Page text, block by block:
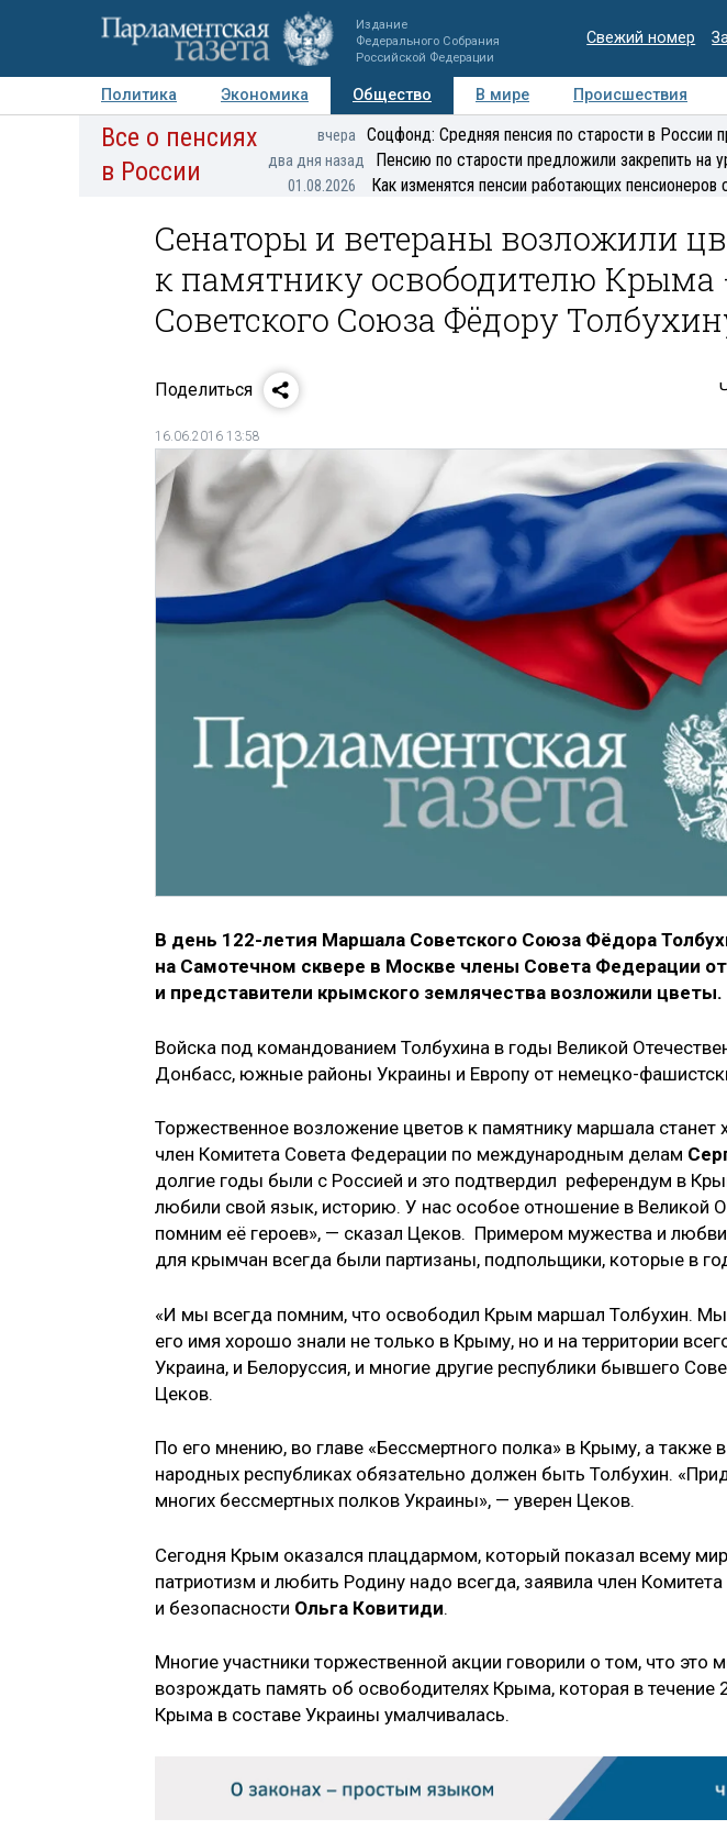
Издание
Федерального Собрания
Российской Федерации
Свежий номер
Политика Экономика Общество В мире Происшествия
Авторы Персоны Мнения Регионы Медиацентр
Все о пенсиях
в России
вчера Соцфонд: Средняя пенсия по старости в России
два дня назад Пенсию по старости предложили закрепить на
01.08.2026 Как изменятся пенсии работающих пенсионеров
Сенаторы и ветераны возложили
к памятнику освободителю
Советского Союза Фёдору
Поделиться
16.06.2016 13:58
В день 122-летия Маршала Советского Союза Фёдора
на Самотечном сквере в Москве члены Совета Федерации
и представители крымского землячества возложили цветы.
Войска под командованием Толбухина в годы Великой
Донбасс, южные районы Украины и Европу от немецко-
Торжественное возложение цветов к памятнику маршала станет
член Комитета Совета Федерации по международным делам
долгие годы были с Россией и это подтвердил референдум в
любили свой язык, историю. У нас особое отношение в Великой
помним её героев», — сказал Цеков. Примером мужества и
для крымчан всегда были партизаны, подпольщики, которые в
«И мы всегда помним, что освободил Крым маршал Толбухин.
его имя хорошо знали не только в Крыму, но и на территории
Украина, и Белоруссия, и многие другие республики бывшего
Цеков.
По его мнению, во главе «Бессмертного полка» в Крыму, а также
народных республиках обязательно должен быть Толбухин.
многих бессмертных полков Украины», — уверен Цеков.
Сегодня Крым оказался плацдармом, который показал всему
патриотизм и любить Родину надо всегда, заявила член
и безопасности Ольга Ковитиди.
Многие участники торжественной акции говорили о том, что это
возрождать память об освободителях Крыма, которая в течение
Крыма в составе Украины умалчивалась.